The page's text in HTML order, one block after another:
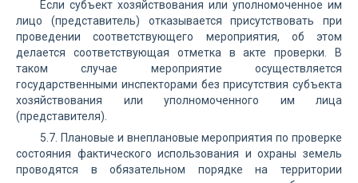
Если субъект хозяйствования или уполномоченное им
лицо (представитель) отказывается присутствовать при
проведении соответствующего мероприятия, об этом
делается соответствующая отметка в акте проверки. В
таком случае мероприятие осуществляется
государственными инспекторами без присутствия субъекта
хозяйствования или уполномоченного им лица
(представителя).
5.7. Плановые и внеплановые мероприятия по проверке
состояния фактического использования и охраны земель
проводятся в обязательном порядке на территории